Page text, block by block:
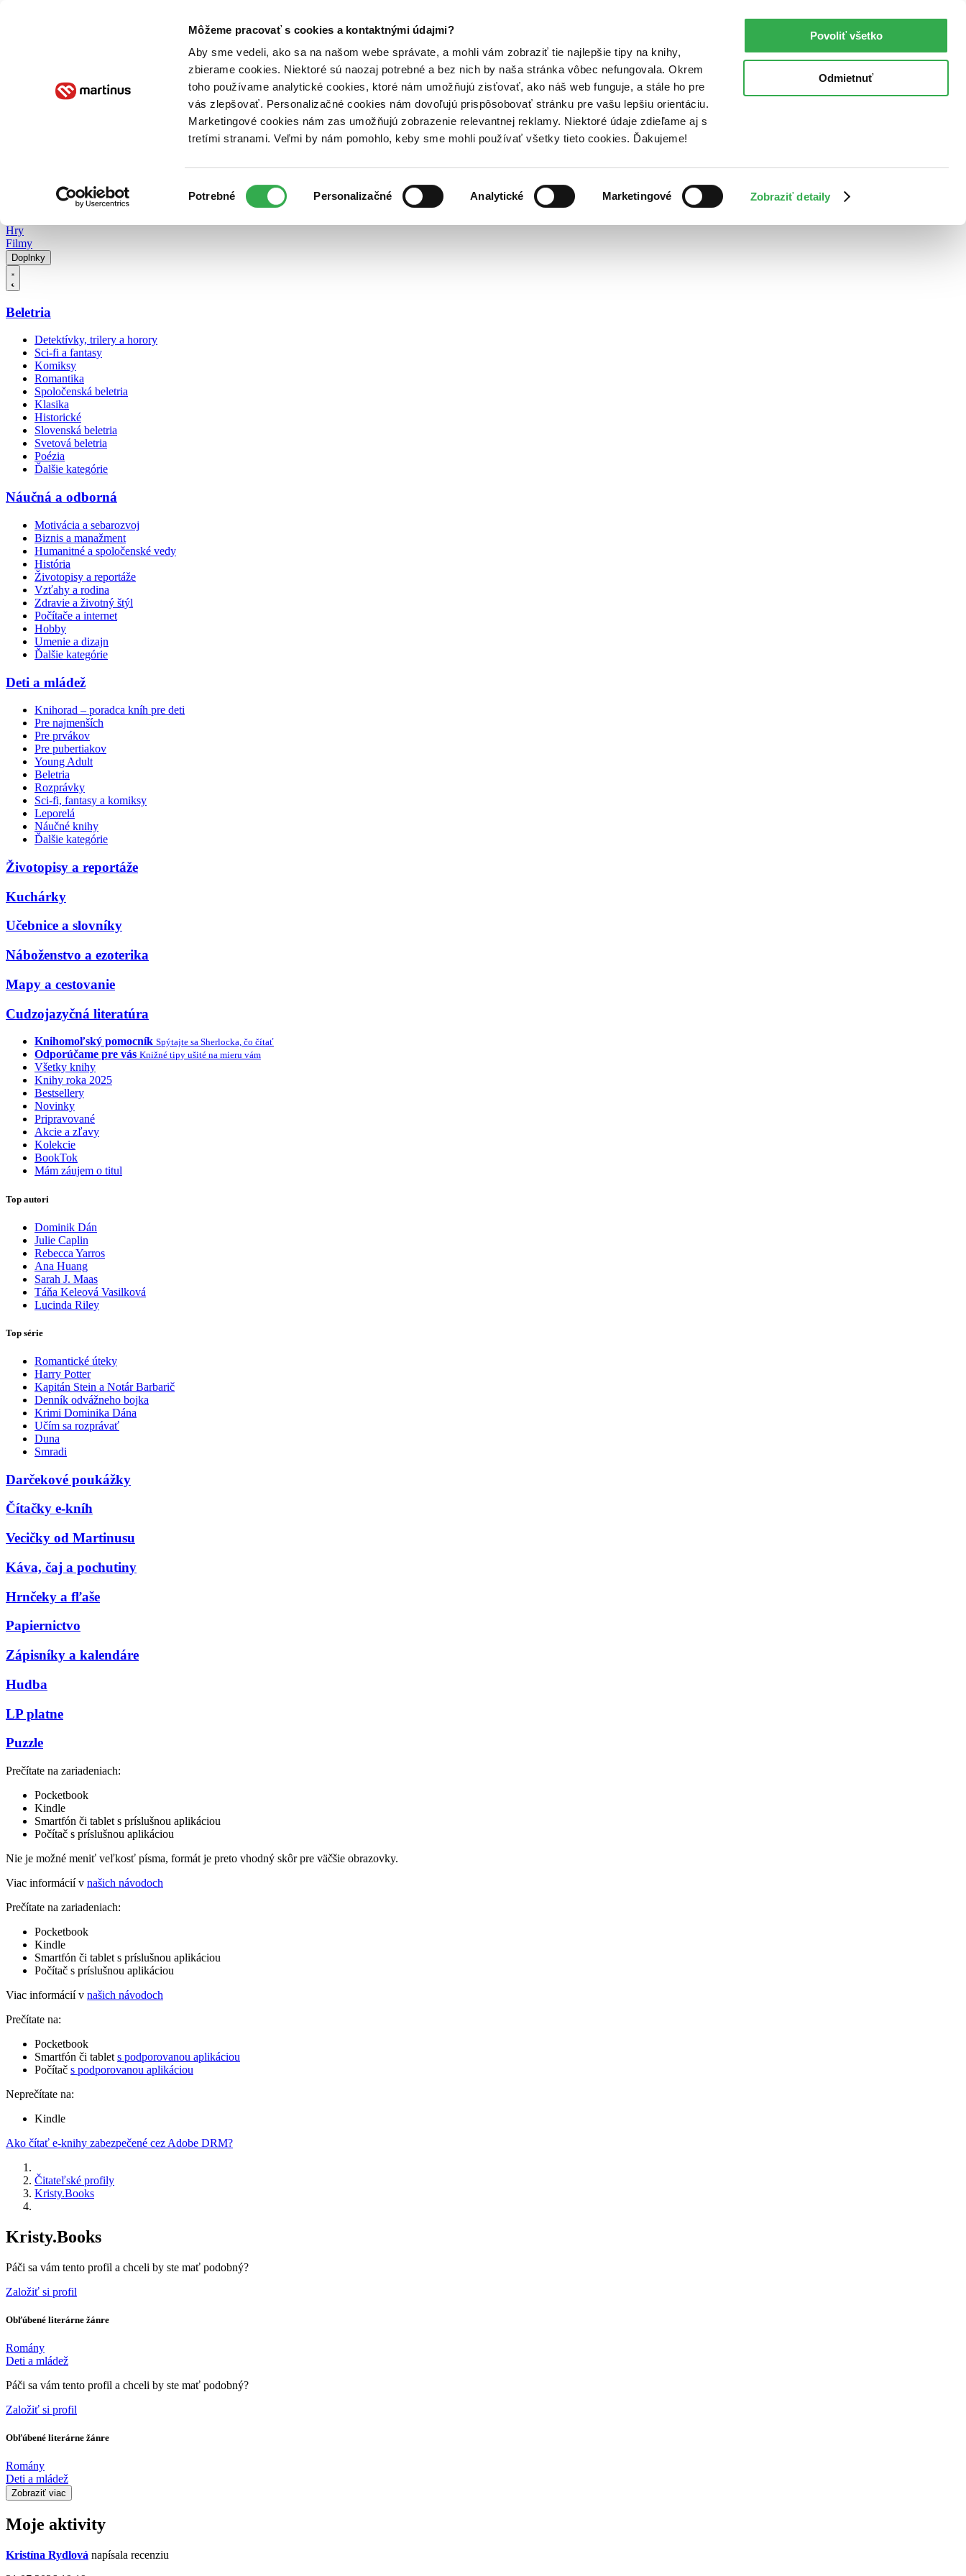
Môžeme pracovať s cookies a kontaktnými údajmi?
Aby sme vedeli, ako sa na našom webe správate, a mohli vám zobraziť tie najlepšie tipy na knihy,
zbierame cookies. Niektoré sú naozaj potrebné a bez nich by naša stránka vôbec nefungovala. Okrem
toho používame analytické cookies, ktoré nám umožňujú zisťovať, ako náš web funguje, a stále ho pre
vás zlepšovať. Personalizačné cookies nám dovoľujú prispôsobovať stránku pre vašu lepšiu orientáciu.
Marketingové cookies nám zas umožňujú zobrazenie relevantnej reklamy. Niektoré údaje zdieľame aj s
tretími stranami. Veľmi by nám pomohlo, keby sme mohli používať všetky tieto cookies. Ďakujeme!
súhlasu
Potrebné Personalizačné Analytické Marketingové Zobraziť detaily
Povoliť všetko
Odmietnuť
Poukážky Kontakt
Hry
Filmy
Doplnky
Beletria
Detektívky, trilery a horory
Sci-fi a fantasy
Komiksy
Romantika
Spoločenská beletria
Klasika
Historické
Slovenská beletria
Svetová beletria
Poézia
Ďalšie kategórie
Náučná a odborná
Motivácia a sebarozvoj
Biznis a manažment
Humanitné a spoločenské vedy
História
Životopisy a reportáže
Vzťahy a rodina
Zdravie a životný štýl
Počítače a internet
Hobby
Umenie a dizajn
Ďalšie kategórie
Deti a mládež
Knihorad – poradca kníh pre deti
Pre najmenších
Pre prvákov
Pre pubertiakov
Young Adult
Beletria
Rozprávky
Sci-fi, fantasy a komiksy
Leporelá
Náučné knihy
Ďalšie kategórie
Životopisy a reportáže
Kuchárky
Učebnice a slovníky
Náboženstvo a ezoterika
Mapy a cestovanie
Cudzojazyčná literatúra
Knihomoľský pomocník Spýtajte sa Sherlocka, čo čítať
Odporúčame pre vás Knižné tipy ušité na mieru vám
Všetky knihy
Knihy roka 2025
Bestsellery
Novinky
Pripravované
Akcie a zľavy
Kolekcie
BookTok
Mám záujem o titul
Top autori
Dominik Dán
Julie Caplin
Rebecca Yarros
Ana Huang
Sarah J. Maas
Táňa Keleová Vasilková
Lucinda Riley
Top série
Romantické úteky
Harry Potter
Kapitán Stein a Notár Barbarič
Denník odvážneho bojka
Krimi Dominika Dána
Učím sa rozprávať
Duna
Smradi
Darčekové poukážky
Čítačky e-kníh
Vecičky od Martinusu
Káva, čaj a pochutiny
Hrnčeky a fľaše
Papiernictvo
Zápisníky a kalendáre
Hudba
LP platne
Puzzle
Prečítate na zariadeniach:
Pocketbook
Kindle
Smartfón či tablet s príslušnou aplikáciou
Počítač s príslušnou aplikáciou
Nie je možné meniť veľkosť písma, formát je preto vhodný skôr pre väčšie obrazovky.
Viac informácií v našich návodoch
Prečítate na zariadeniach:
Pocketbook
Kindle
Smartfón či tablet s príslušnou aplikáciou
Počítač s príslušnou aplikáciou
Viac informácií v našich návodoch
Prečítate na:
Pocketbook
Smartfón či tablet s podporovanou aplikáciou
Počítač s podporovanou aplikáciou
Neprečítate na:
Kindle
Ako čítať e-knihy zabezpečené cez Adobe DRM?
Čitateľské profily
Kristy.Books
Kristy.Books
Páči sa vám tento profil a chceli by ste mať podobný?
Založiť si profil
Obľúbené literárne žánre
Romány
Deti a mládež
Páči sa vám tento profil a chceli by ste mať podobný?
Založiť si profil
Obľúbené literárne žánre
Romány
Deti a mládež
Zobraziť viac
Moje aktivity
Kristína Rydlová napísala recenziu